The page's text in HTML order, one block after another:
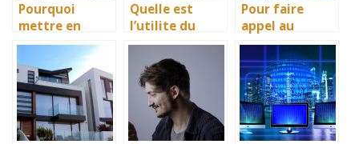
Pourquoi
mettre en
place une TMA
ou tierce
maintenance
applicative ?
Quelle est
l’utilite du
metaverse et
du web3 ?
Pour faire
appel au
service de
metrologie de
WAVETEL ?